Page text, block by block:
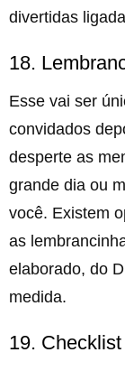
divertidas
18.
Esse vai ser
convidados
desperte as
grande dia ou
você. Existem
as
elaborado, do
medida.
19.